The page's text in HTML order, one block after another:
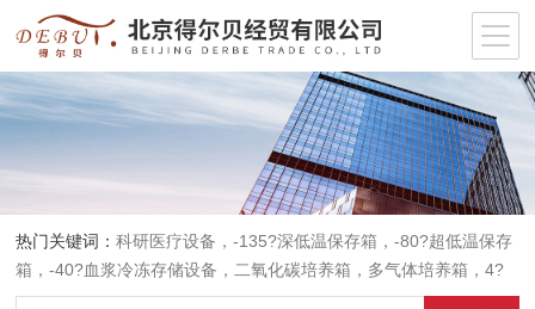
热门关键词：科研医疗设备，-135?深低温保存箱，-80?超低温保存
箱，-40?血浆冷冻存储设备，二氧化碳培养箱，多气体培养箱，4?
血液冷藏箱，药品冷藏箱；实验室设备，环境实验箱，植物培养箱，